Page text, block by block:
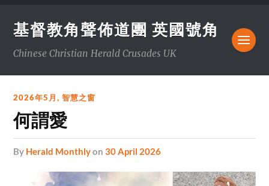
基督教角聲佈道團 英國號角
Chinese Christian Herald Crusades UK
2026年5月,智慧之窗
何謂愛
by Herald Monthlyon30 April 2026